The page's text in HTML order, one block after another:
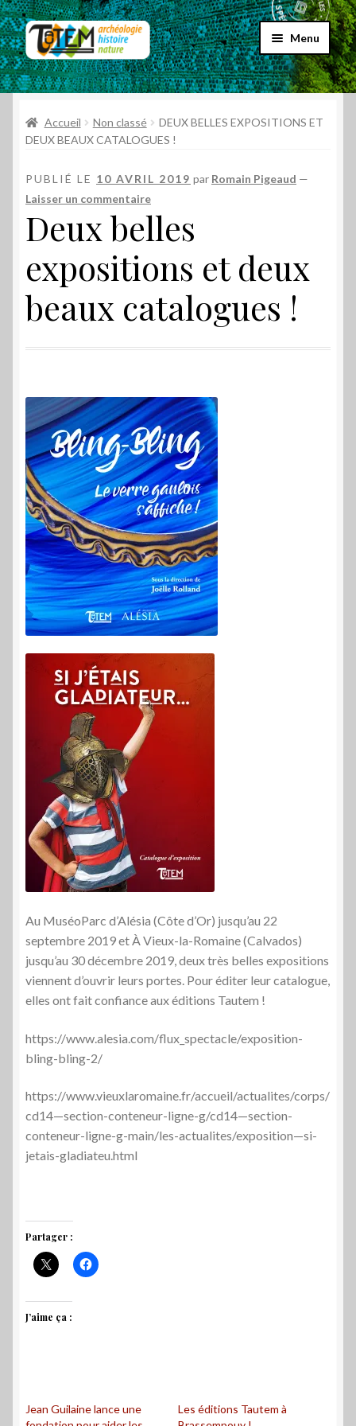
Aller
à
la
navigation
Aller
au
contenu
Menu
Accueil
Choix par genre
Ouvrir
enfant
le
Promos
Accueil Non classé
DEUX BELLES EXPOSITIONS ET
DEUX BEAUX CATALOGUES !
PUBLIÉ LE 10 AVRIL 2019 par Romain Pigeaud —
Laisser un commentaire
Deux belles
expositions et deux
beaux catalogues !
Au MuséoParc d’Alésia (Côte d’Or) jusqu’au 22
septembre 2019 et À Vieux-la-Romaine (Calvados)
jusqu’au 30 décembre 2019, deux très belles expositions
viennent d’ouvrir leurs portes. Pour éditer leur catalogue,
elles ont fait confiance aux éditions Tautem !
https://www.alesia.com/flux_spectacle/exposition-
bling-bling-2/
https://www.vieuxlaromaine.fr/accueil/actualites/corps/
cd14—section-conteneur-ligne-g/cd14—section-
conteneur-ligne-g-main/les-actualites/exposition—si-
jetais-gladiateu.html
Partager :
J’aime ça :
Jean Guilaine lance une
Les éditions Tautem à